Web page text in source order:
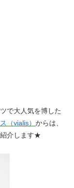
で大人気を博した
（vialis） からは、
紹介します★